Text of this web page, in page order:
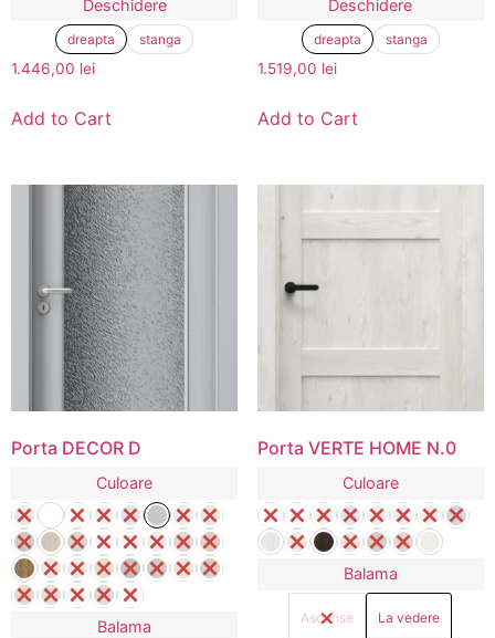
Deschidere
dreapta stanga
1.446,00 lei
Add to Cart
Deschidere
dreapta stanga
1.519,00 lei
Add to Cart
Porta DECOR D
Culoare
Balama
Porta VERTE HOME N.0
Culoare
Balama
Ascunse La vedere